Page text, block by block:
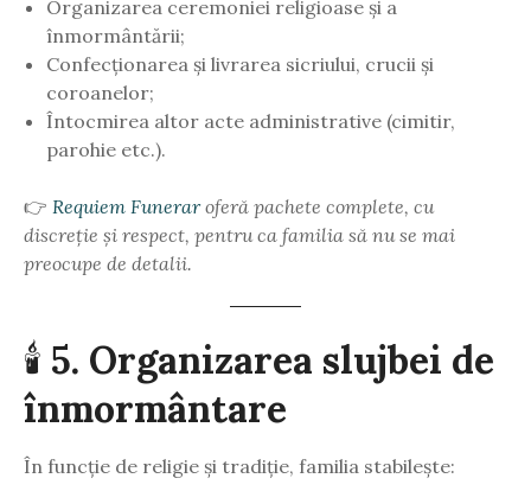
Organizarea ceremoniei religioase și a
înmormântării;
Confecționarea și livrarea sicriului, crucii și
coroanelor;
Întocmirea altor acte administrative (cimitir,
parohie etc.).
👉 Requiem Funeraroferă pachete complete, cu
discreție și respect, pentru ca familia să nu se mai
preocupe de detalii.
🕯️ 5. Organizarea slujbei de
înmormântare
În funcție de religie și tradiție, familia stabilește: